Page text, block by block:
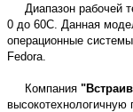
Диапазон рабочей
0 до 60С. Данная
операционные
Fedora.
Компания
высокотехнологичную